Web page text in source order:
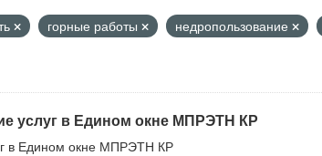
горные работы недропользование
услуг в Едином окне МПРЭТН КР
в Едином окне МПРЭТН КР